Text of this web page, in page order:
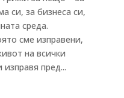
си, за бизнеса си,
среда.
сме изправени,
на всички
пред...